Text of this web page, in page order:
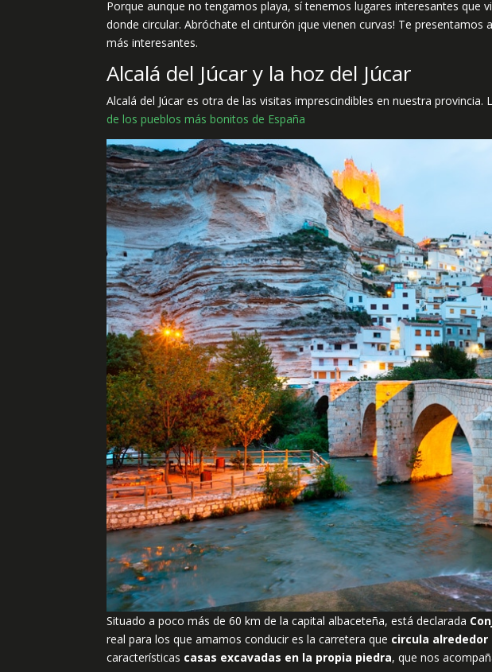
Porque aunque no tengamos playa, sí tenemos lugares interesantes que
donde circular. Abróchate el cinturón ¡que vienen curvas! Te presentamos
más interesantes.
Alcalá del Júcar y la hoz del Júcar
Alcalá del Júcar es otra de las visitas imprescindibles en nuestra
de los pueblos más bonitos de España
Situado a poco más de 60 km de la capital albaceteña, está declarada
real para los que amamos conducir es la carretera que circula alrededor
características casas excavadas en la propia piedra, que nos